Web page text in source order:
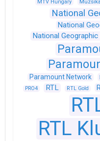
MTV Hungary
National
National
National Geographic
Paramount Network
PRO4 RTL RTL Gold
RTL